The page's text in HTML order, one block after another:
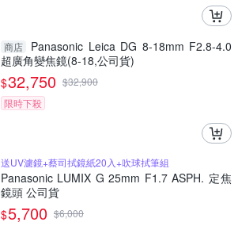
商店
Panasonic Leica DG 8-18mm F2.8-4.0
超廣角變焦鏡(8-18,公司貨)
$32,750 $32,900
限時下殺
送UV濾鏡+蔡司拭鏡紙20入+吹球拭筆組
Panasonic LUMIX G 25mm F1.7 ASPH. 定焦
鏡頭 公司貨
$5,700 $6,000